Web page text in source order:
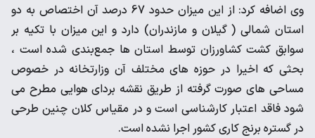
وی اضافه کرد: از این میزان حدود 67 درصد آن اختصاص به دو
استان شمالی ( گیلان و مازندران) دارد و این میزان با تکیه بر
سوابق کشت کشاورزان توسط استان ها جمع‌بندی شده است ،
بحثی که اخیرا در حوزه های مختلف آن وزارتخانه در خصوص
مساحی های صورت گرفته از طریق نقشه بردای هوایی مطرح می
شود فاقد اعتبار کارشناسی است و در مقیاس کلان چنین طرحی
در گستره برنج کاری کشور اجرا نشده است.